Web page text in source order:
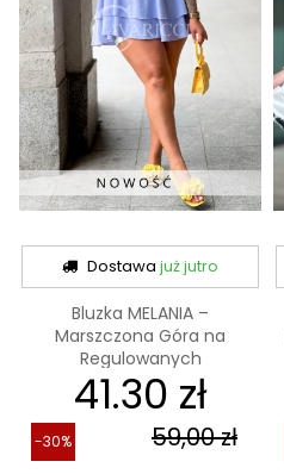
Dostawajuż jutro
Bluzka MELANIA –
Marszczona Góra na
Regulowanych
Ramiączkach,...
41.30 zł
59,00 zł
-30%